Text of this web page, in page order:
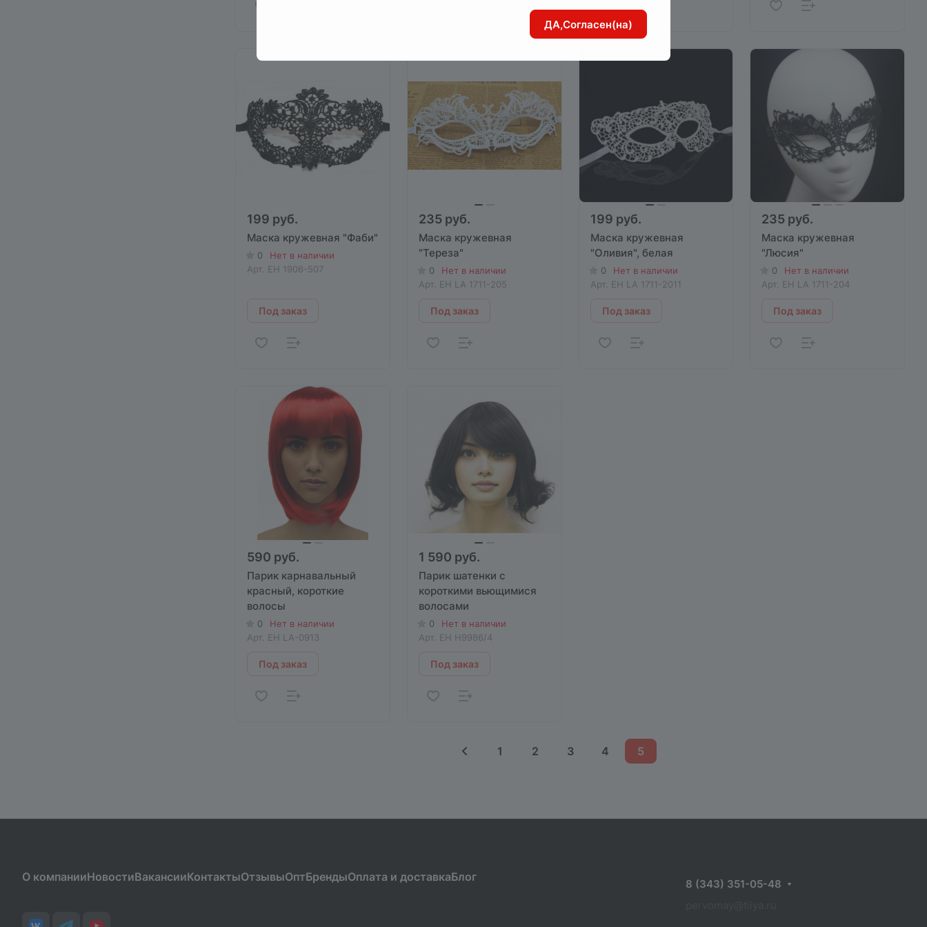
199 руб.
Маска кружевная "Фаби"
0
Нет в наличии
Арт. EH 1906-507
Под заказ
235 руб.
Маска кружевная
"Тереза"
0
Нет в наличии
Арт. EH LA 1711-205
Под заказ
199 руб.
Маска кружевная
"Оливия", белая
0
Нет в наличии
Арт. EH LA 1711-2011
Под заказ
235 руб.
Маска кружевная
"Люсия"
0
Нет в наличии
Арт. EH LA 1711-204
Под заказ
590 руб.
Парик карнавальный
красный, короткие
волосы
0
Нет в наличии
Арт. EH LA-0913
Под заказ
1 590 руб.
Парик шатенки с
короткими вьющимися
волосами
0
Нет в наличии
Арт. EH H9986/4
Под заказ
1 2 3 4 5
О компанииНовостиВакансииКонтактыОтзывыОптБрендыОплата и доставкаБлог
8 (343) 351-05-48
ДА,Согласен(на)